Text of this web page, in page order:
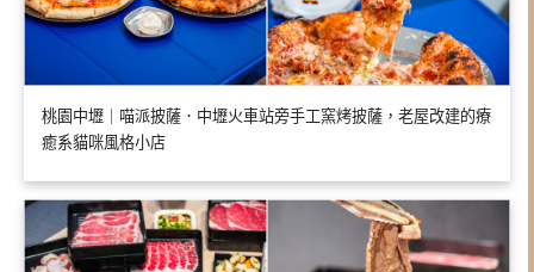
桃園中壢｜喵派披薩．中壢火車站旁手工窯烤披薩，老屋改建的療
癒系貓咪風格小店